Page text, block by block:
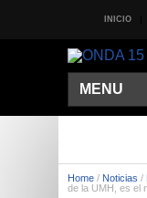
INICIO
MENU
Home / Noticias /
de la UMH, es el